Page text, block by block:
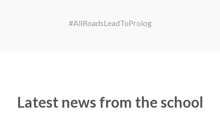
#AllRoadsLeadToProlog
Latest news from the school